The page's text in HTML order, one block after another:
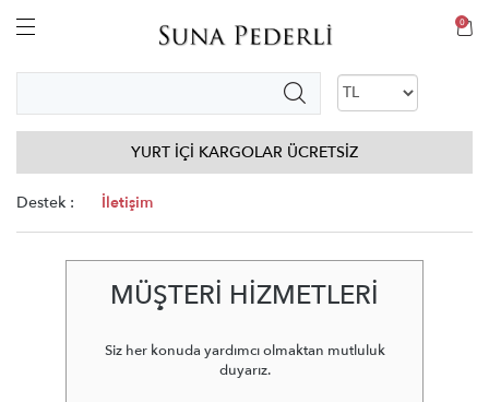
0
YURT İÇİ KARGOLAR ÜCRETSİZ
Destek : İletişim
MÜŞTERİ HİZMETLERİ
Siz her konuda yardımcı olmaktan mutluluk
duyarız.